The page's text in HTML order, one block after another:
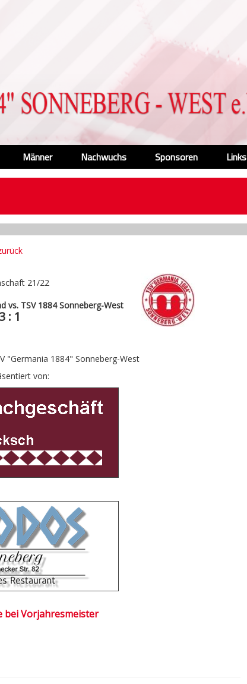
Männer Nachwuchs Sponsoren Links
21/22
vs. TSV 1884 Sonneberg-West
3 : 1
"Germania 1884" Sonneberg-West
von:
bei Vorjahresmeister